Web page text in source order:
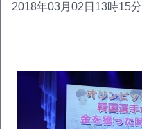
2018年03月02日13時15分